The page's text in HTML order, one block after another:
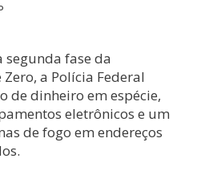
segunda fase da
a Polícia Federal
de dinheiro em espécie,
eletrônicos e um
de fogo em endereços